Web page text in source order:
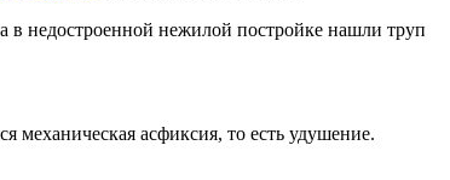
в недостроенной нежилой постройке нашли труп
механическая асфиксия, то есть удушение.